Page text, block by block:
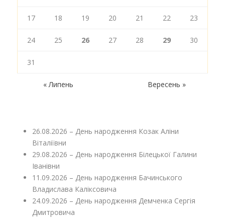
17 18 19 20 21 22 23
24 25 26 27 28 29 30
31
« Липень Вересень »
26.08.2026 – День народження Козак Аліни
Віталіївни
29.08.2026 – День народження Білецької Галини
Іванівни
11.09.2026 – День народження Бачинського
Владислава Каліксовича
24.09.2026 – День народження Демченка Сергія
Дмитровича